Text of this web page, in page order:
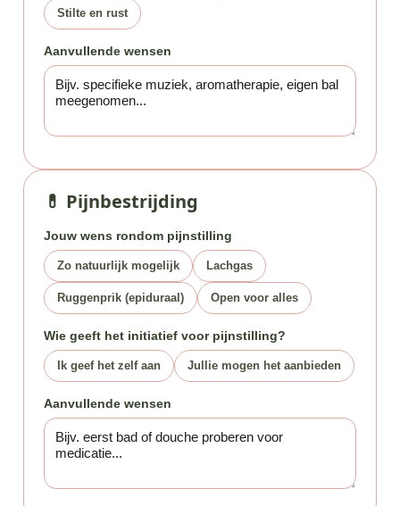
Stilte en rust
Aanvullende wensen
💊 Pijnbestrijding
Jouw wens rondom pijnstilling
Zo natuurlijk mogelijk Lachgas
Ruggenprik (epiduraal) Open voor alles
Wie geeft het initiatief voor pijnstilling?
Ik geef het zelf aan Jullie mogen het aanbieden
Aanvullende wensen